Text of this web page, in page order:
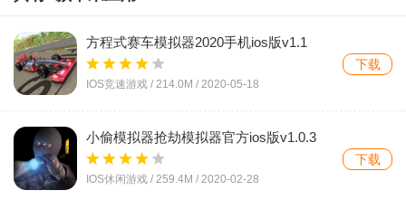
印度摩托车驾驶3D手机版(Indian Bikes
Driving 3D)v88 最新版
下载
玩具熊跳杀模拟器游戏手机版安装FNaF
Jumpscare Simulator Androidv1.0 2026官
方中文版
下载
方程式赛车模拟器2020手机ios版v1.1
iPhone版
IOS竞速游戏 / 214.0M / 2020-05-18
下载
小偷模拟器抢劫模拟器官方ios版v1.0.3
iPhone版
IOS休闲游戏 / 259.4M / 2020-02-28
下载